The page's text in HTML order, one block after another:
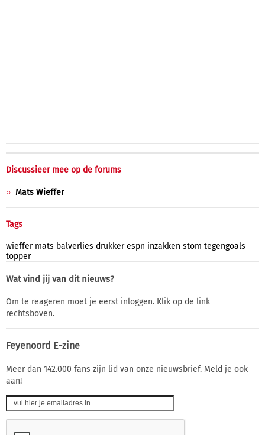
Discussieer mee op de forums
Mats Wieffer
Tags
wieffer mats balverlies drukker espn inzakken stom tegengoals
topper
Wat vind jij van dit nieuws?
Om te reageren moet je eerst inloggen. Klik op de link
rechtsboven.
Feyenoord E-zine
Meer dan 142.000 fans zijn lid van onze nieuwsbrief. Meld je ook
aan!